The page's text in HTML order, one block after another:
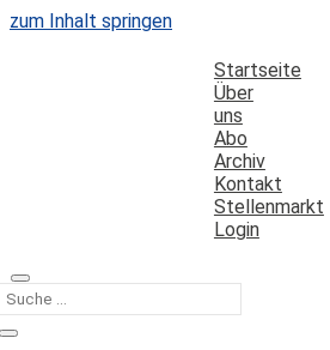
zum Inhalt springen
Startseite
Über
uns
Abo
Archiv
Kontakt
Stellenmarkt
Login
Kategorie